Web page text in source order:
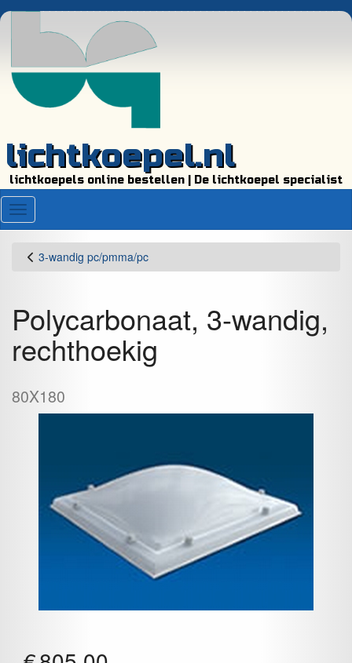
lichtkoepel.nl
lichtkoepels online bestellen | De lichtkoepel specialist
Menu
3-wandig pc/pmma/pc
Polycarbonaat, 3-wandig,
rechthoekig
80X180